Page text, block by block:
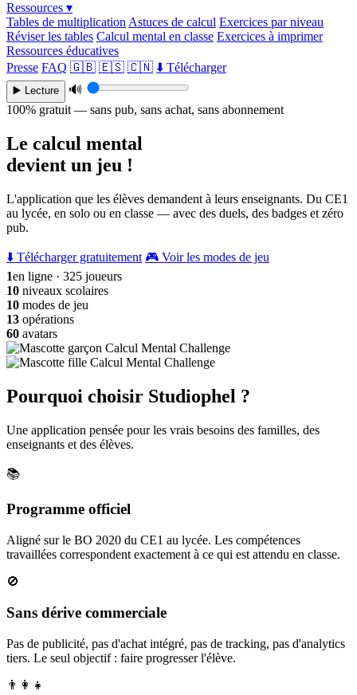
Ressources ▾
Tables de multiplication Astuces de calcul Exercices par niveau
Réviser les tables Calcul mental en classe Exercices à imprimer
Ressources éducatives
Presse FAQ 🇬🇧 🇪🇸 🇨🇳 ⬇️ Télécharger
▶️ Lecture
🔊
100% gratuit — sans pub, sans achat, sans abonnement
Le calcul mental
devient un jeu !
L'application que les élèves demandent à leurs enseignants. Du CE1
au lycée, en solo ou en classe — avec des duels, des badges et zéro
pub.
⬇️ Télécharger gratuitement 🎮 Voir les modes de jeu
1en ligne · 325 joueurs
10 niveaux scolaires
10 modes de jeu
13 opérations
60 avatars
Pourquoi choisir Studiophel ?
Une application pensée pour les vrais besoins des familles, des
enseignants et des élèves.
📚
Programme officiel
Aligné sur le BO 2020 du CE1 au lycée. Les compétences
travaillées correspondent exactement à ce qui est attendu en classe.
🚫
Sans dérive commerciale
Pas de publicité, pas d'achat intégré, pas de tracking, pas d'analytics
tiers. Le seul objectif : faire progresser l'élève.
👨‍👩‍👧